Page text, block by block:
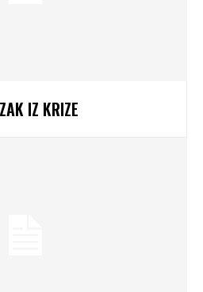
IZ KRIZE